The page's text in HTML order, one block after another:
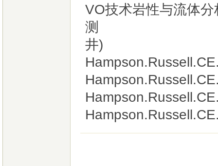
VO技术岩性与流体
测
井)